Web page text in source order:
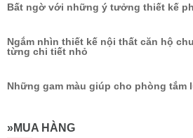
Bất ngờ với những ý tưởng thiết kế
Ngắm nhìn thiết kế nội thất căn hộ
từng chi tiết nhỏ
Những gam màu giúp cho phòng tắm
»MUA HÀNG